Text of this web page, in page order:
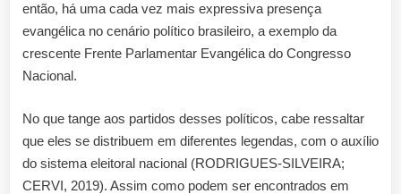
então, há uma cada vez mais expressiva presença
evangélica no cenário político brasileiro, a exemplo da
crescente Frente Parlamentar Evangélica do Congresso
Nacional.
No que tange aos partidos desses políticos, cabe ressaltar
que eles se distribuem em diferentes legendas, com o auxílio
do sistema eleitoral nacional (RODRIGUES-SILVEIRA;
CERVI, 2019). Assim como podem ser encontrados em